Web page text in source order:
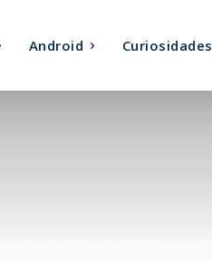
Android Curiosidades